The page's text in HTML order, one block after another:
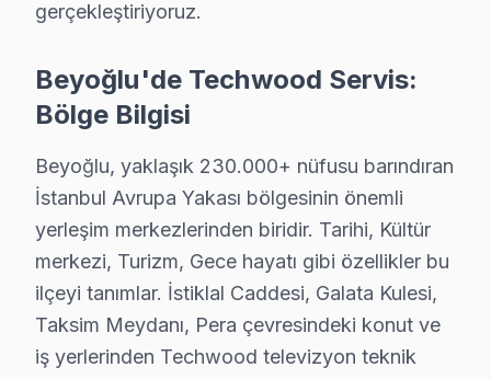
Sururi Mehmet Efendi'de Techwood TV Servisi
Sururi Mehmet Efendi'de bir müşterim, ekranın yan
Sütlüce'de Techwood TV Servisi
Sütlüce'den gelen bir çağrıda, Techwood
Şahkulu'da Techwood TV Servisi
Şahkulu Mahallesi'nden gelen bir müşterim,
Şehit Muhtar'da Techwood TV Servisi
gerçekleştiriyoruz.
Beyoğlu'de Techwood Servis:
Bölge Bilgisi
Beyoğlu, yaklaşık 230.000+ nüfusu barındıran
İstanbul Avrupa Yakası bölgesinin önemli
yerleşim merkezlerinden biridir. Tarihi, Kültür
merkezi, Turizm, Gece hayatı gibi özellikler bu
ilçeyi tanımlar. İstiklal Caddesi, Galata Kulesi,
Taksim Meydanı, Pera çevresindeki konut ve
iş yerlerinden Techwood televizyon teknik